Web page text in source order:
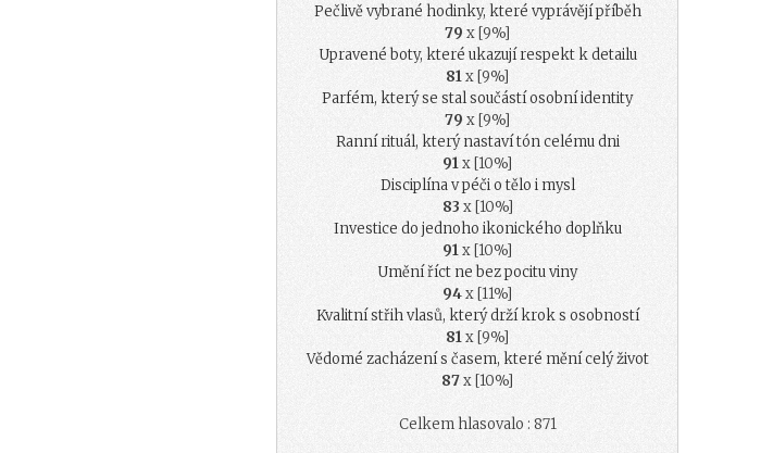
Pečlivě vybrané hodinky, které vyprávějí příběh
79 x [9%]
Upravené boty, které ukazují respekt k detailu
81x [9%]
Parfém, který se stal součástí osobní identity
79 x [9%]
Ranní rituál, který nastaví tón celému dni
91x [10%]
Disciplína v péči o tělo i mysl
83 x [10%]
Investice do jednoho ikonického doplňku
91x [10%]
Umění říct ne bez pocitu viny
94x [11%]
Kvalitní střih vlasů, který drží krok s osobností
81x [9%]
Vědomé zacházení s časem, které mění celý život
87x [10%]
Celkem hlasovalo : 871